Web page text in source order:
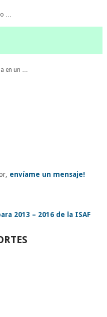
…
en un …
envíame un mensaje!
2013 – 2016 de la ISAF